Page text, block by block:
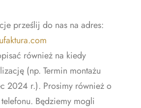
prześlij do nas na adres:
również na kiedy
(np. Termin montażu
2024 r.). Prosimy również o
Będziemy mogli